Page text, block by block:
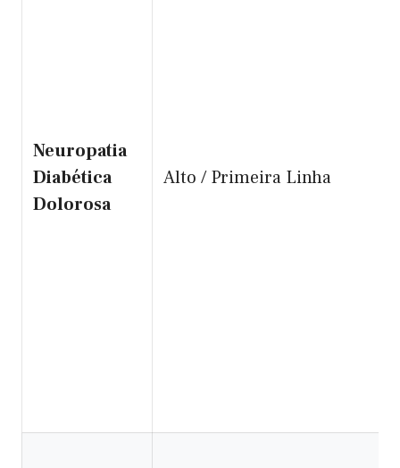
Neuropatia
Diabética
Dolorosa
Alto / Primeira Linha